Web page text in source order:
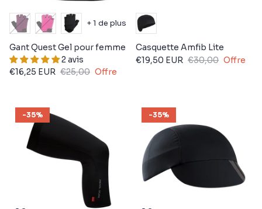
Gant Quest Gel pour femme
2 avis
€16,25 EUR €25,00 Offre
+ 1 de plus
Casquette Amfib Lite
€19,50 EUR €30,00 Offre
-35% -35%